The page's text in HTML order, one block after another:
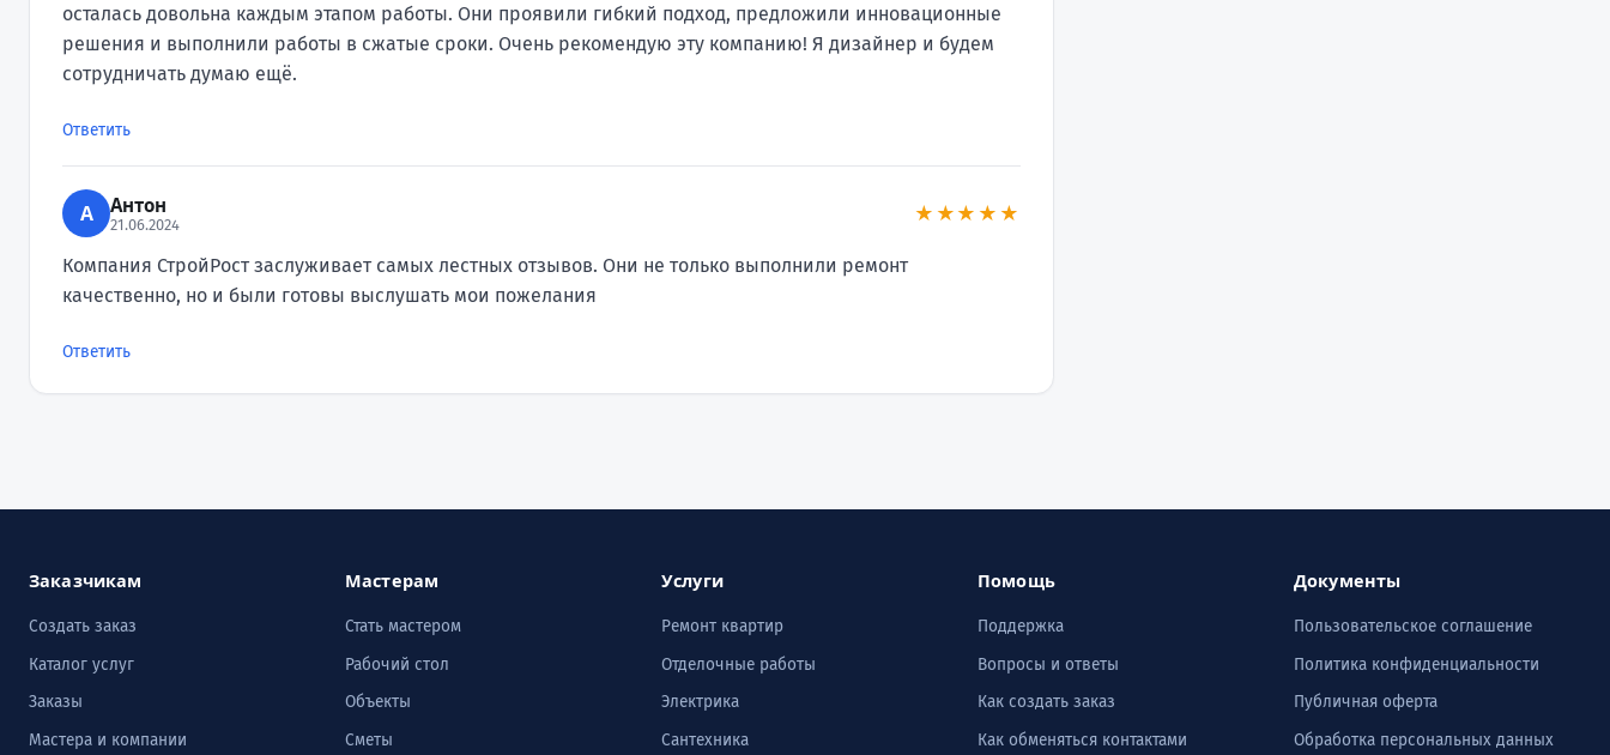
осталась довольна каждым этапом работы. Они проявили гибкий подход, предложили инновационные
решения и выполнили работы в сжатые сроки. Очень рекомендую эту компанию! Я дизайнер и будем
сотрудничать думаю ещё.
Ответить
А Антон
21.06.2024 ★★★★★
Компания СтройРост заслуживает самых лестных отзывов. Они не только выполнили ремонт
качественно, но и были готовы выслушать мои пожелания
Ответить
Заказчикам
Создать заказ
Каталог услуг
Заказы
Мастера и компании
Мастерам
Стать мастером
Рабочий стол
Объекты
Сметы
Услуги
Ремонт квартир
Отделочные работы
Электрика
Сантехника
Помощь
Поддержка
Вопросы и ответы
Как создать заказ
Как обменяться контактами
Документы
Пользовательское соглашение
Политика конфиденциальности
Публичная оферта
Обработка персональных данных